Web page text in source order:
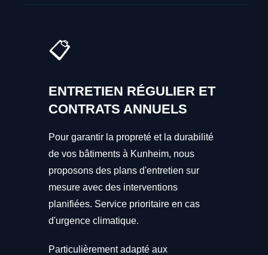
📋
ENTRETIEN RÉGULIER ET
CONTRATS ANNUELS
Pour garantir la propreté et la durabilité
de vos bâtiments à Kunheim, nous
proposons des plans d'entretien sur
mesure avec des interventions
planifiées. Service prioritaire en cas
d'urgence climatique.
Particulièrement adapté aux